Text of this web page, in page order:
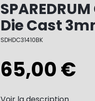
Die Cast
SDHDC31410BK
65,00 €